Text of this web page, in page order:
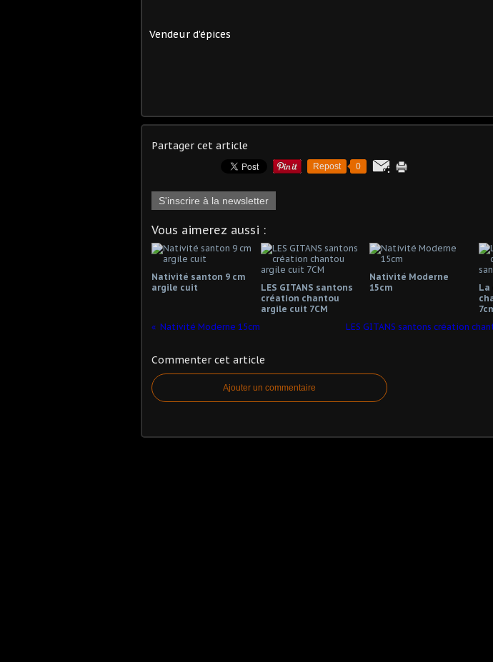
Vendeur d'épices
Partager cet article
Repost 0
S'inscrire à la newsletter
Vous aimerez aussi :
Nativité santon 9 cm
argile cuit
LES GITANS santons
création chantou
argile cuit 7CM
Nativité Moderne
15cm
La
Nativité Moderne 15cm
LES GITANS santons création
Commenter cet article
Ajouter un commentaire